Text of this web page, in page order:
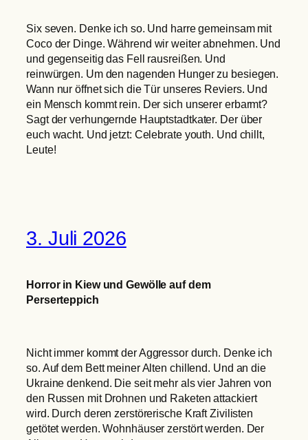
Six seven. Denke ich so. Und harre gemeinsam mit
Coco der Dinge. Während wir weiter abnehmen. Und
und gegenseitig das Fell rausreißen. Und
reinwürgen. Um den nagenden Hunger zu besiegen.
Wann nur öffnet sich die Tür unseres Reviers. Und
ein Mensch kommt rein. Der sich unserer erbarmt?
Sagt der verhungernde Hauptstadtkater. Der über
euch wacht. Und jetzt: Celebrate youth. Und chillt,
Leute!
3. Juli 2026
Horror in Kiew und Gewölle auf dem
Perserteppich
Nicht immer kommt der Aggressor durch. Denke ich
so. Auf dem Bett meiner Alten chillend. Und an die
Ukraine denkend. Die seit mehr als vier Jahren von
den Russen mit Drohnen und Raketen attackiert
wird. Durch deren zerstörerische Kraft Zivilisten
getötet werden. Wohnhäuser zerstört werden. Der